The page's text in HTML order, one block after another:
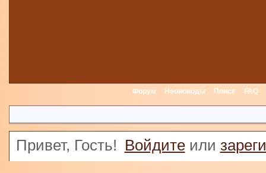
Форум Неоноводы Поиск FAQ
Привет, Гость! Войдитеили